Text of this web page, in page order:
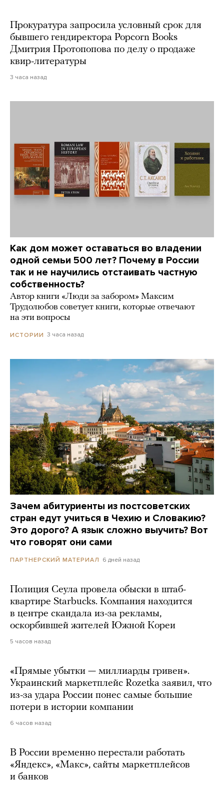
Прокуратура запросила условный срок для
бывшего гендиректора Popcorn Books
Дмитрия Протопопова по делу о продаже
квир-литературы
3 часа назад
Как дом может оставаться во владении
одной семьи 500 лет? Почему в России
так и не научились отстаивать частную
собственность?
Автор книги «Люди за забором» Максим
Трудолюбов советует книги, которые отвечают
на эти вопросы
ИСТОРИИ 3 часа назад
Зачем абитуриенты из постсоветских
стран едут учиться в Чехию и Словакию?
Это дорого? А язык сложно выучить? Вот
что говорят они сами
ПАРТНЕРСКИЙ МАТЕРИАЛ 6 дней назад
Полиция Сеула провела обыски в штаб-
квартире Starbucks. Компания находится
в центре скандала из-за рекламы,
оскорбившей жителей Южной Кореи
5 часов назад
«Прямые убытки — миллиарды гривен».
Украинский маркетплейс Rozetka заявил, что
из-за удара России понес самые большие
потери в истории компании
6 часов назад
В России временно перестали работать
«Яндекс», «Макс», сайты маркетплейсов
и банков